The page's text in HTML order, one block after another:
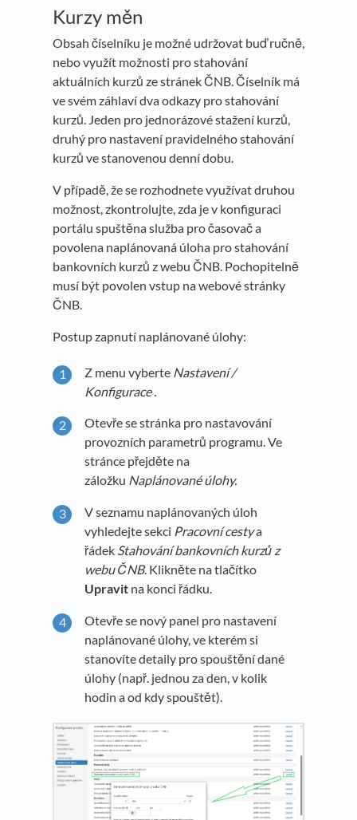
Kurzy měn
Obsah číselníku je možné udržovat buď ručně,
nebo využít možnosti pro stahování
aktuálních kurzů ze stránek ČNB. Číselník má
ve svém záhlaví dva odkazy pro stahování
kurzů. Jeden pro jednorázové stažení kurzů,
druhý pro nastavení pravidelného stahování
kurzů ve stanovenou denní dobu.
V případě, že se rozhodnete využívat druhou
možnost, zkontrolujte, zda je v konfiguraci
portálu spuštěna služba pro časovač a
povolena naplánovaná úloha pro stahování
bankovních kurzů z webu ČNB. Pochopitelně
musí být povolen vstup na webové stránky
ČNB.
Postup zapnutí naplánované úlohy:
Z menu vyberte Nastavení /
Konfigurace .
Otevře se stránka pro nastavování
provozních parametrů programu. Ve
stránce přejděte na
záložku Naplánované úlohy.
V seznamu naplánovaných úloh
vyhledejte sekci Pracovní cestya
řádek Stahování bankovních kurzů z
webu ČNB. Klikněte na tlačítko
Upravit na konci řádku.
Otevře se nový panel pro nastavení
naplánované úlohy, ve kterém si
stanovíte detaily pro spouštění dané
úlohy (např. jednou za den, v kolik
hodin a od kdy spouštět).